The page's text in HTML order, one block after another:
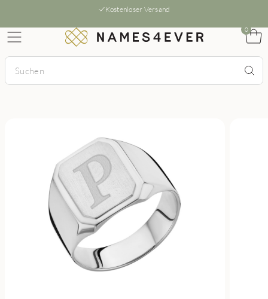
Kostenloser Versand
0